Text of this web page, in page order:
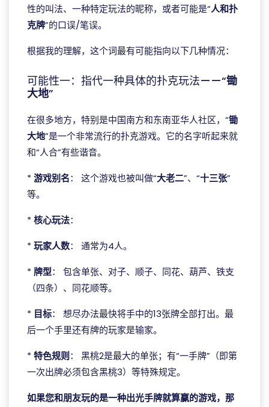
性的叫法、一种特定玩法的昵称，或者可能是“人和扑
克牌”的口误/笔误。
根据我的理解，这个词最有可能指向以下几种情况：
可能性一：指代一种具体的扑克玩法——“锄
大地”
在很多地方，特别是中国南方和东南亚华人社区，“锄
大地”是一个非常流行的扑克游戏。它的名字听起来就
和“人合”有些谐音。
*游戏别名： 这个游戏也被叫做“大老二”、“十三张”
等。
*核心玩法：
*玩家人数： 通常为4人。
* 牌型： 包含单张、对子、顺子、同花、葫芦、铁支
（四条）、同花顺等。
* 目标： 想尽办法最快将手中的13张牌全部打出。最
后一个手里还有牌的玩家是输家。
*特色规则 ： 黑桃2是最大的单张；有“一手牌”（即第
一次出牌必须包含黑桃3）等特殊规定。
如果您和朋友玩的是一种出光手牌就算赢的游戏，那